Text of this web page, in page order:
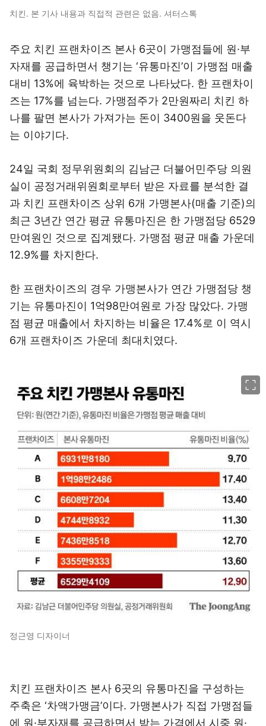
치킨. 본 기사 내용과 직접적 관련은 없음. 셔터스톡
주요 치킨 프랜차이즈 본사 6곳이 가맹점들에 원·부
자재를 공급하면서 챙기는 ‘유통마진’이 가맹점 매출
대비 13%에 육박하는 것으로 나타났다. 한 프랜차이
즈는 17%를 넘는다. 가맹점주가 2만원짜리 치킨 하
나를 팔면 본사가 가져가는 돈이 3400원을 웃돈다
는 이야기다.
24일 국회 정무위원회의 김남근 더불어민주당 의원
실이 공정거래위원회로부터 받은 자료를 분석한 결
과 치킨 프랜차이즈 상위 6개 가맹본사(매출 기준)의
최근 3년간 연간 평균 유통마진은 한 가맹점당 6529
만여원인 것으로 집계됐다. 가맹점 평균 매출 가운데
12.9%를 차지한다.
한 프랜차이즈의 경우 가맹본사가 연간 가맹점당 챙
기는 유통마진이 1억98만여원로 가장 많았다. 가맹
점 평균 매출에서 차지하는 비율은 17.4%로 이 역시
6개 프랜차이즈 가운데 최대치였다.
정근영 디자이너
치킨 프랜차이즈 본사 6곳의 유통마진을 구성하는
주축은 ‘차액가맹금’이다. 가맹본사가 직접 가맹점들
에 원·부자재를 공급하면서 받는 가격에서 시중 원·